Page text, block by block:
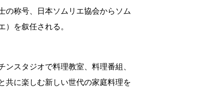
の称号、日本ソムリエ協会からソム
）を叙任される。
ンスタジオで料理教室、料理番組、
共に楽しむ新しい世代の家庭料理を